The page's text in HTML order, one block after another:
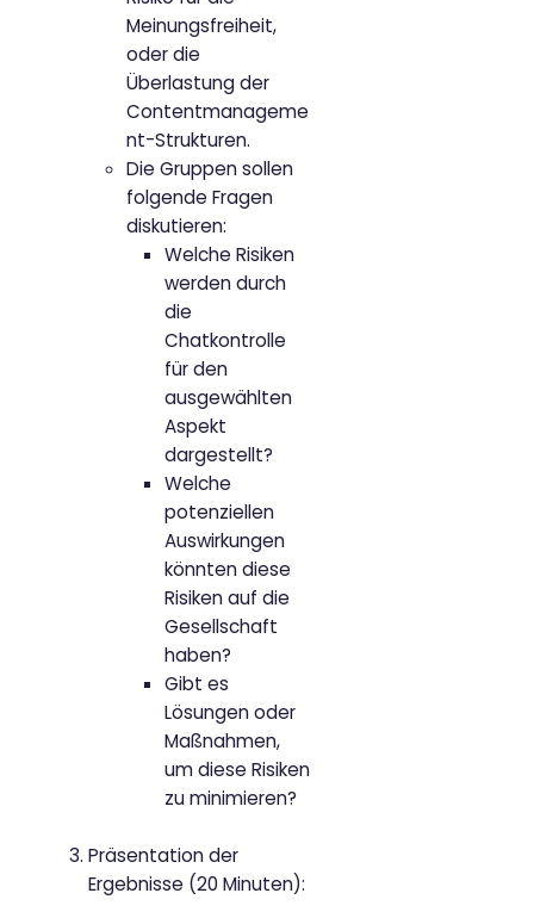
Meinungsfreiheit,
oder die
Überlastung der
Contentmanageme
nt-Strukturen.
Die Gruppen sollen
folgende Fragen
diskutieren:
Welche Risiken
werden durch
die
Chatkontrolle
für den
ausgewählten
Aspekt
dargestellt?
Welche
potenziellen
Auswirkungen
könnten diese
Risiken auf die
Gesellschaft
haben?
Gibt es
Lösungen oder
Maßnahmen,
um diese Risiken
zu minimieren?
Präsentation der
Ergebnisse (20 Minuten):